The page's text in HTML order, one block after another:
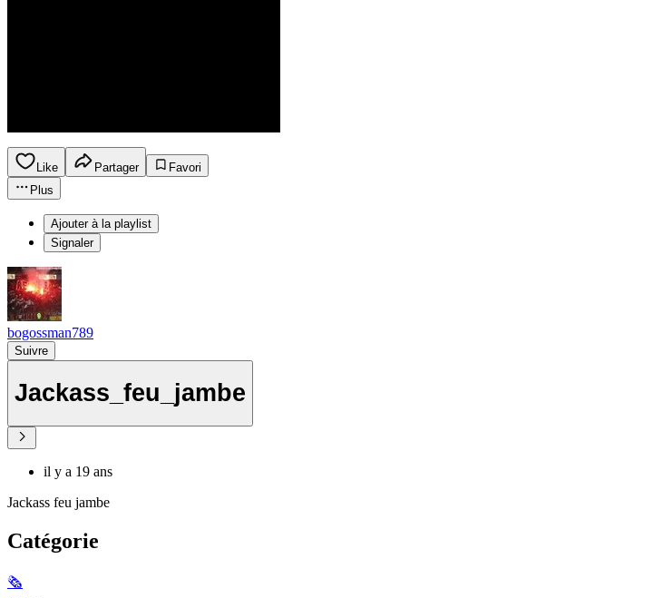
Like Partager
Favori
Plus
Ajouter à la playlist
Signaler
bogossman789
Suivre
Jackass_feu_jambe
il y a 19 ans
Jackass feu jambe
Catégorie
🗞